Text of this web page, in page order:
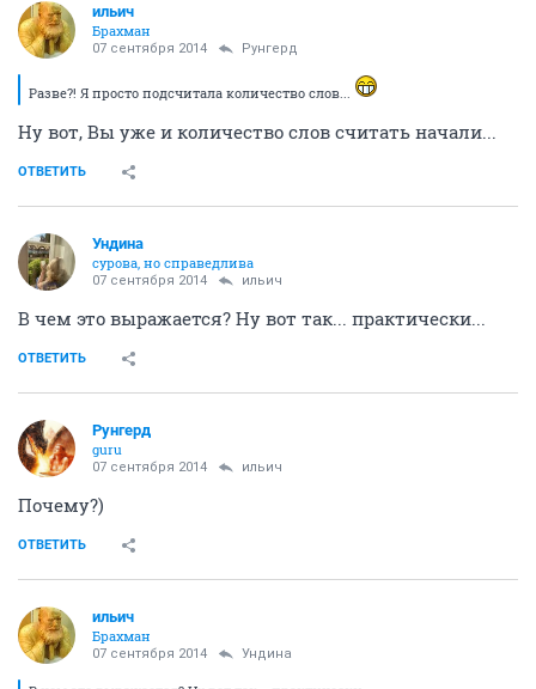
ильич
Брахман
07 сентября 2014 Рунгерд
Разве?! Я просто подсчитала количество слов...
Ну вот, Вы уже и количество слов считать начали...
ОТВЕТИТЬ
Ундинa
сурова, но справедлива
07 сентября 2014 ильич
В чем это выражается? Ну вот так... практически...
ОТВЕТИТЬ
Рунгерд
guru
07 сентября 2014 ильич
Почему?)
ОТВЕТИТЬ
ильич
Брахман
07 сентября 2014 Ундинa